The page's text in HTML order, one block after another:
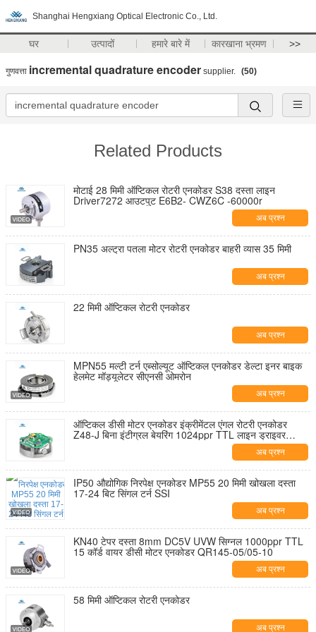
Shanghai Hengxiang Optical Electronic Co., Ltd.
घर उत्पादों हमारे बारे में कारखाना भ्रमण >>
गुणवत्ता incremental quadrature encoder supplier. (50)
Related Products
मोटाई 28 मिमी ऑप्टिकल रोटरी एनकोडर S38 दस्ता लाइन
Driver7272 आउटपुट E6B2- CWZ6C -60000r
अब प्रश्न
PN35 अल्ट्रा पतला मोटर रोटरी एनकोडर बाहरी व्यास 35 मिमी
अब प्रश्न
22 मिमी ऑप्टिकल रोटरी एनकोडर
अब प्रश्न
MPN55 मल्टी टर्न एब्सोल्यूट ऑप्टिकल एनकोडर डेल्टा इनर बाइक
हेलमेट मॉड्यूलेटर सीएनसी ओमरोन
अब प्रश्न
ऑप्टिकल डीसी मोटर एनकोडर इंक्रीमेंटल एंगल रोटरी एनकोडर
Z48-J बिना इंटीग्रल बेयरिंग 1024ppr TTL लाइन ड्राइवर
अब प्रश्न
IP50 औद्योगिक निरपेक्ष एनकोडर MP55 20 मिमी खोखला दस्ता
17-24 बिट सिंगल टर्न SSI
अब प्रश्न
KN40 टेपर दस्ता 8mm DC5V UVW सिग्नल 1000ppr TTL
15 कॉर्ड वायर डीसी मोटर एनकोडर QR145-05/05-10
अब प्रश्न
58 मिमी ऑप्टिकल रोटरी एनकोडर
अब प्रश्न